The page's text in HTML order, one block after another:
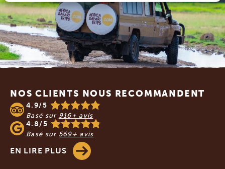
Footer
NOS CLIENTS NOUS RECOMMANDENT
4.9/5
Basé sur 916+ avis
4.8/5
Basé sur 569+ avis
EN LIRE PLUS